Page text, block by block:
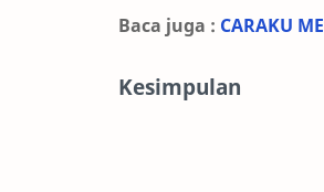
Baca juga : CARAKU
Kesimpulan